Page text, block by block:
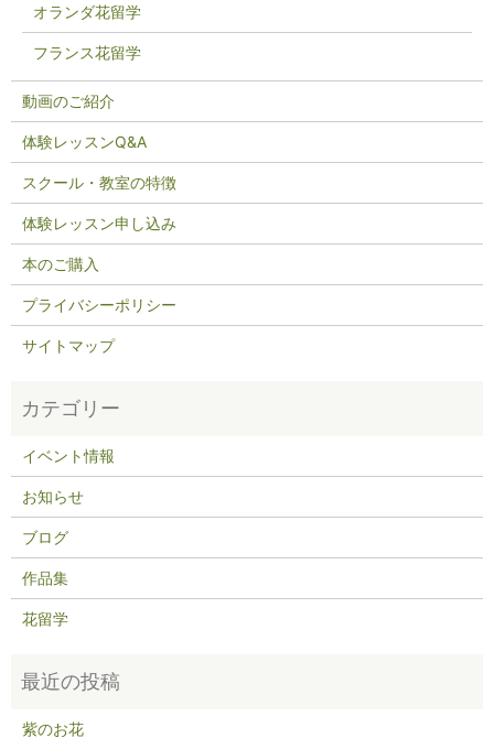
オランダ花留学
フランス花留学
動画のご紹介
体験レッスンQ&A
スクール・教室の特徴
体験レッスン申し込み
本のご購入
プライバシーポリシー
サイトマップ
イベント情報
お知らせ
ブログ
作品集
花留学
紫のお花